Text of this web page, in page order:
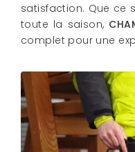
satisfaction. Que ce
toute la saison,
complet pour une